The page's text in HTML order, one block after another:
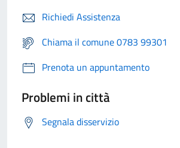
Richiedi Assistenza
Chiama il comune 0783 99301
Prenota un appuntamento
Problemi in città
Segnala disservizio